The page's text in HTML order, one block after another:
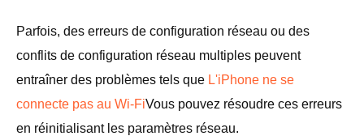
Parfois, des erreurs de configuration réseau ou des
conflits de configuration réseau multiples peuvent
entraîner des problèmes tels que L'iPhone ne se
connecte pas au Wi-FiVous pouvez résoudre ces erreurs
en réinitialisant les paramètres réseau.